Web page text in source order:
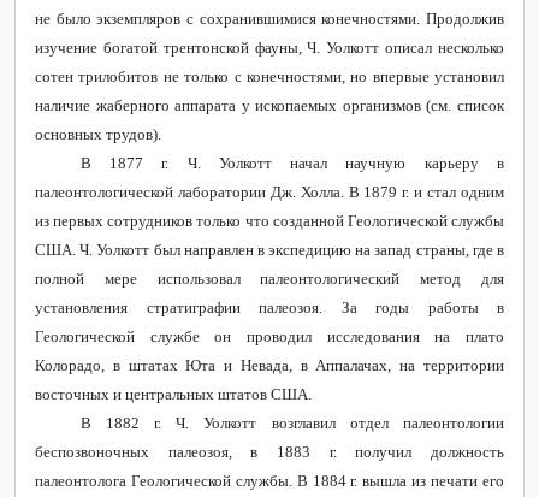
не было экземпляров с сохранившимися конечностями. Продолжив
изучение богатой трентонской фауны, Ч. Уолкотт описал несколько
сотен трилобитов не только с конечностями, но впервые установил
наличие жаберного аппарата у ископаемых организмов (см. список
основных трудов).
В 1877 г. Ч. Уолкотт начал научную карьеру в
палеонтологической лаборатории Дж. Холла. В 1879 г. и стал одним
из первых сотрудников только что созданной Геологической службы
США. Ч. Уолкотт был направлен в экспедицию на запад страны, где в
полной мере использовал палеонтологический метод для
установления стратиграфии палеозоя. За годы работы в
Геологической службе он проводил исследования на плато
Колорадо, в штатах Юта и Невада, в Аппалачах, на территории
восточных и центральных штатов США.
В 1882 г. Ч. Уолкотт возглавил отдел палеонтологии
беспозвоночных палеозоя, в 1883 г. получил должность
палеонтолога Геологической службы. В 1884 г. вышла из печати его